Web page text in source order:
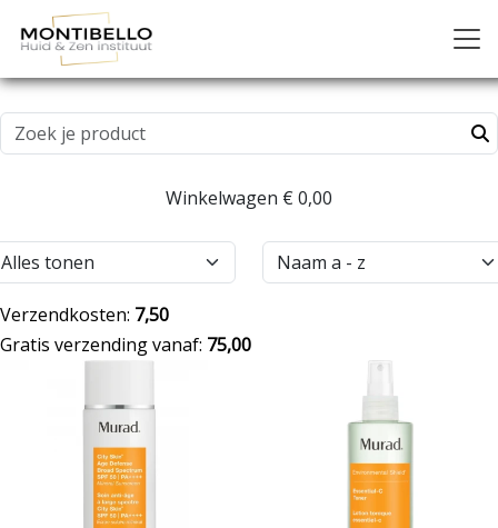
Winkelwagen € 0,00
Verzendkosten: 7,50
Gratis verzending vanaf: 75,00